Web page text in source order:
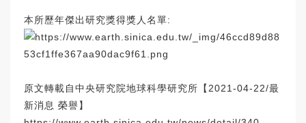
本所歷年傑出研究獎得獎人名單:
原文轉載自中央研究院地球科學研究所【2021-04-22/最
新消息 榮譽】